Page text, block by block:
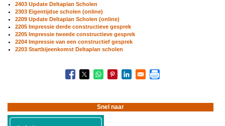
2403 Update Deltaplan Scholen
2303 Eigentijdse scholen (online)
2209 Update Deltaplan Scholen (online)
2205 Impressie derde constructieve gesprek
2205 Impressie tweede constructieve gesprek
2204 Impressie van een constructief gesprek
2203 Startbijeenkomst Deltaplan scholen
Scholen
Snel naar